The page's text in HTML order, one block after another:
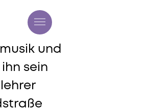
und
sein